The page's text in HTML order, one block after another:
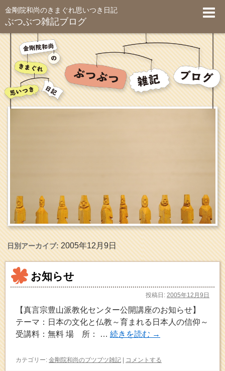
金剛院和尚のきまぐれ思いつき日記
ぶつぶつ雑記ブログ
日別アーカイブ:2005年12月9日
お知らせ
投稿日: 2005年12月9日
【真言宗豊山派教化センター公開講座のお知らせ】
テーマ：日本の文化と仏教～育まれる日本人の信仰～
受講料：無料 場 所： … 続きを読む →
カテゴリー: 金剛院和尚のブツブツ雑記 | コメントする